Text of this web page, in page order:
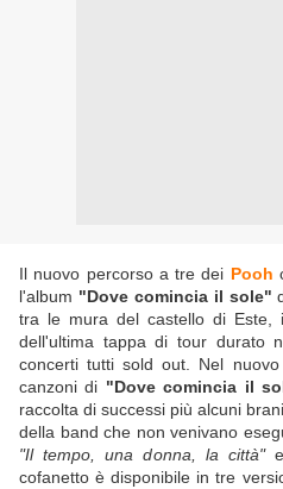
Il nuovo percorso a tre dei Pooh
l'album "Dove comincia il sole"
tra le mura del castello di Este,
dell'ultima tappa di tour durato
concerti tutti sold out. Nel
canzoni di "Dove comincia il
raccolta di successi più alcuni
della band che non venivano
"Il tempo, una donna, la città"
cofanetto è disponibile in tre